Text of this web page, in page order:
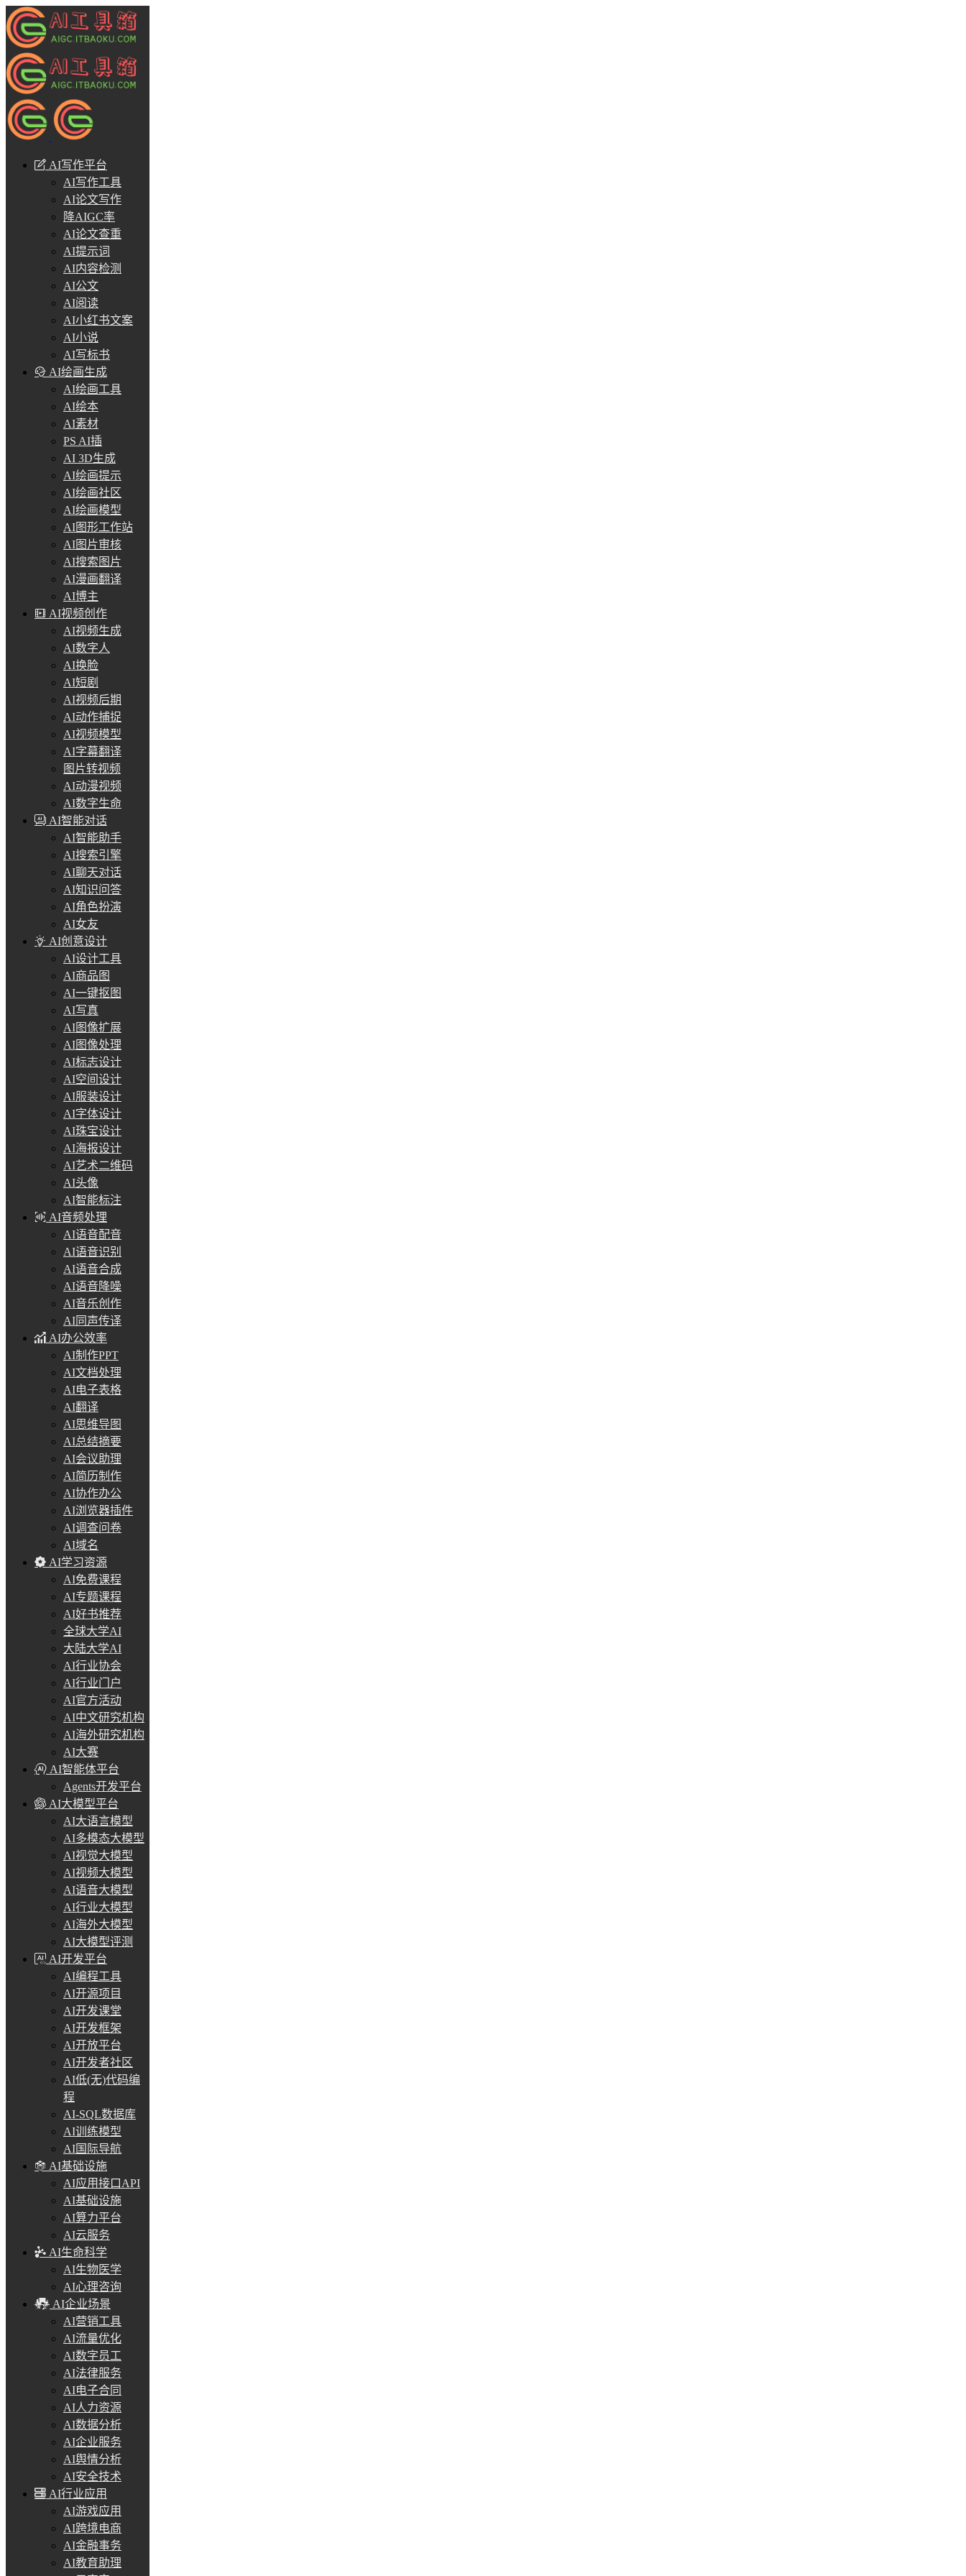
AI写作平台
AI写作工具
AI论文写作
降AIGC率
AI论文查重
AI提示词
AI内容检测
AI公文
AI阅读
AI小红书文案
AI小说
AI写标书
AI绘画生成
AI绘画工具
AI绘本
AI素材
PS AI插
AI 3D生成
AI绘画提示
AI绘画社区
AI绘画模型
AI图形工作站
AI图片审核
AI搜索图片
AI漫画翻译
AI博主
AI视频创作
AI视频生成
AI数字人
AI换脸
AI短剧
AI视频后期
AI动作捕捉
AI视频模型
AI字幕翻译
图片转视频
AI动漫视频
AI数字生命
AI智能对话
AI智能助手
AI搜索引擎
AI聊天对话
AI知识问答
AI角色扮演
AI女友
AI创意设计
AI设计工具
AI商品图
AI一键抠图
AI写真
AI图像扩展
AI图像处理
AI标志设计
AI空间设计
AI服装设计
AI字体设计
AI珠宝设计
AI海报设计
AI艺术二维码
AI头像
AI智能标注
AI音频处理
AI语音配音
AI语音识别
AI语音合成
AI语音降噪
AI音乐创作
AI同声传译
AI办公效率
AI制作PPT
AI文档处理
AI电子表格
AI翻译
AI思维导图
AI总结摘要
AI会议助理
AI简历制作
AI协作办公
AI浏览器插件
AI调查问卷
AI域名
AI学习资源
AI免费课程
AI专题课程
AI好书推荐
全球大学AI
大陆大学AI
AI行业协会
AI行业门户
AI官方活动
AI中文研究机构
AI海外研究机构
AI大赛
AI智能体平台
Agents开发平台
AI大模型平台
AI大语言模型
AI多模态大模型
AI视觉大模型
AI视频大模型
AI语音大模型
AI行业大模型
AI海外大模型
AI大模型评测
AI开发平台
AI编程工具
AI开源项目
AI开发课堂
AI开发框架
AI开放平台
AI开发者社区
AI低(无)代码编
程
AI-SQL数据库
AI训练模型
AI国际导航
AI基础设施
AI应用接口API
AI基础设施
AI算力平台
AI云服务
AI生命科学
AI生物医学
AI心理咨询
AI企业场景
AI营销工具
AI流量优化
AI数字员工
AI法律服务
AI电子合同
AI人力资源
AI数据分析
AI企业服务
AI舆情分析
AI安全技术
AI行业应用
AI游戏应用
AI跨境电商
AI金融事务
AI教育助理